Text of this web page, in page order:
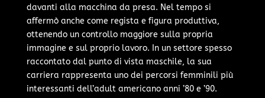
davanti alla macchina da presa. Nel tempo si
affermò anche come regista e figura produttiva,
ottenendo un controllo maggiore sulla propria
immagine e sul proprio lavoro. In un settore spesso
raccontato dal punto di vista maschile, la sua
carriera rappresenta uno dei percorsi femminili più
interessanti dell’adult americano anni ’80 e ’90.